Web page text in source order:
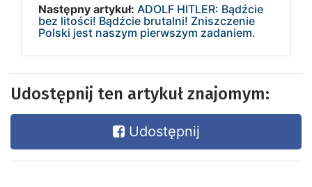
Następny artykuł: ADOLF HITLER: Bądźcie
bez litości! Bądźcie brutalni! Zniszczenie
Polski jest naszym pierwszym zadaniem.
Udostępnij ten artykuł znajomym:
Udostępnij